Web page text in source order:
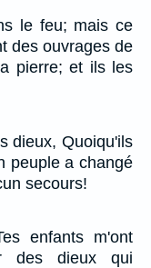
le feu; mais ce
des ouvrages de
pierre; et ils les
dieux, Quoiqu'ils
peuple a changé
secours!
enfants m'ont
des dieux qui